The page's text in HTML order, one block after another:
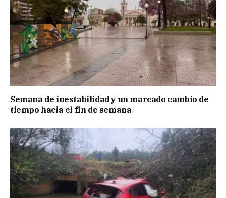
Semana de inestabilidad y un marcado cambio de
tiempo hacia el fin de semana